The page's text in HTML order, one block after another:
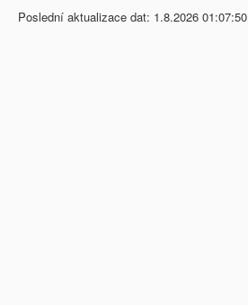
Poslední aktualizace dat: 1.8.2026 01:07:50